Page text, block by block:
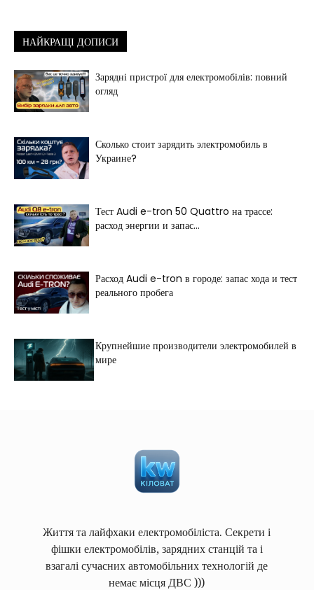
НАЙКРАЩІ ДОПИСИ
Зарядні пристрої для електромобілів: повний
огляд
Сколько стоит зарядить электромобиль в
Украине?
Тест Audi e-tron 50 Quattro на трассе:
расход энергии и запас...
Расход Audi e-tron в городе: запас хода и тест
реального пробега
Крупнейшие производители электромобилей в
мире
Життя та лайфхаки електромобіліста. Секрети і
фішки електромобілів, зарядних станцій та і
взагалі сучасних автомобільних технологій де
немає місця ДВС )))